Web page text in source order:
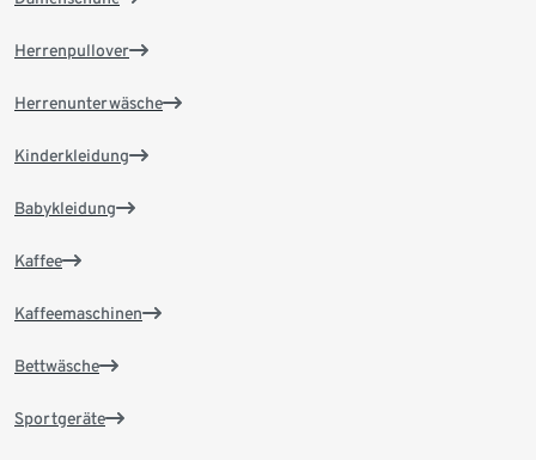
Herrenpullover
Herrenunterwäsche
Kinderkleidung
Babykleidung
Kaffee
Kaffeemaschinen
Bettwäsche
Sportgeräte